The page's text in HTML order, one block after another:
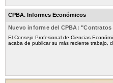
CPBA. Informes Económicos
Nuevo informe del CPBA:
El Consejo Profesional de Ciencias
acaba de publicar su más reciente trabajo,